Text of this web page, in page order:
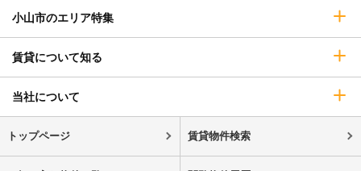
小山市のエリア特集
賃貸について知る
当社について
トップページ 賃貸物件検索